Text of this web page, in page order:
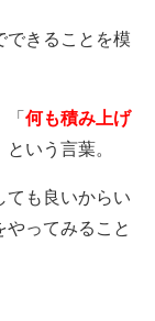
できることを模
何も積み上げ
という言葉。
ても良いからい
やってみること